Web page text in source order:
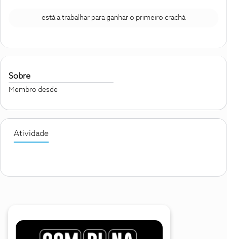
está a trabalhar para ganhar o primeiro crachá
Sobre
Membro desde
Atividade